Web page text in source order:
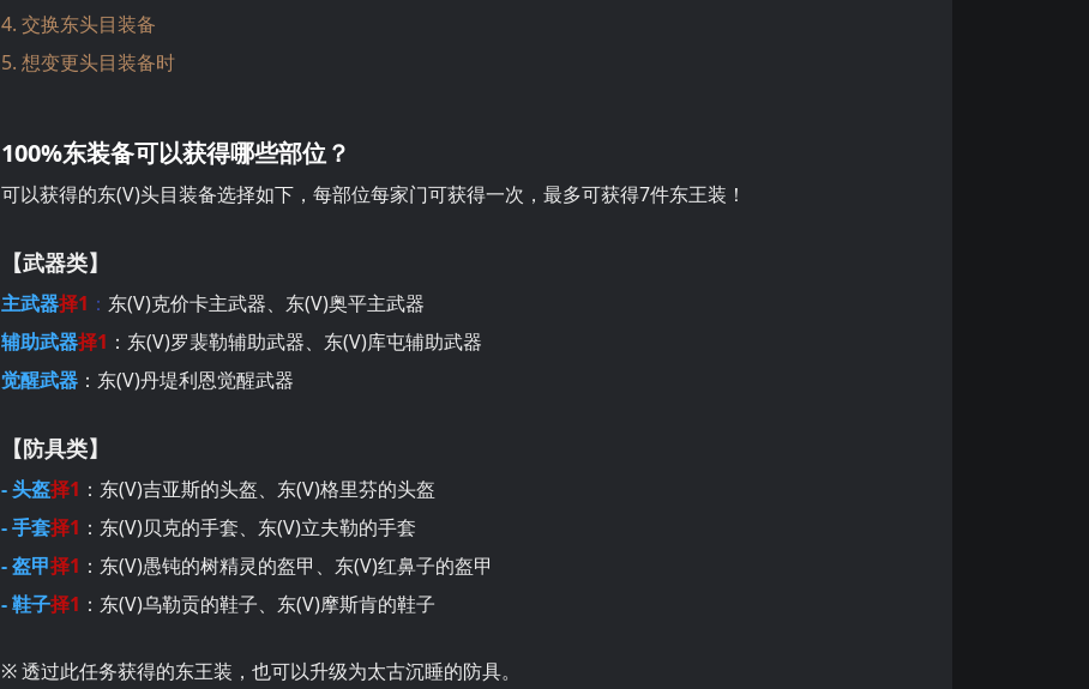
4. 交换东头目装备
5. 想变更头目装备时
100%东装备可以获得哪些部位？
可以获得的东(V)头目装备选择如下，每部位每家门可获得一次，最多可获得7件东王装！
【武器类】
主武器择1 ： 东(V)克价卡主武器、东(V)奥平主武器
辅助武器择1 ：东(V)罗裴勒辅助武器、东(V)库屯辅助武器
觉醒武器 ：东(V)丹堤利恩觉醒武器
【防具类】
- 头盔择1 ：东(V)吉亚斯的头盔、东(V)格里芬的头盔
- 手套择1 ：东(V)贝克的手套、东(V)立夫勒的手套
- 盔甲择1 ：东(V)愚钝的树精灵的盔甲、东(V)红鼻子的盔甲
- 鞋子择1 ：东(V)乌勒贡的鞋子、东(V)摩斯肯的鞋子
※ 透过此任务获得的东王装，也可以升级为太古沉睡的防具。